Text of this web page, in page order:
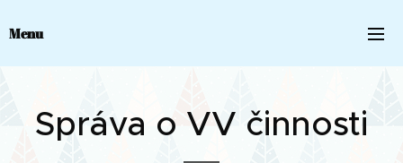
Menu
Správa o VV činnosti